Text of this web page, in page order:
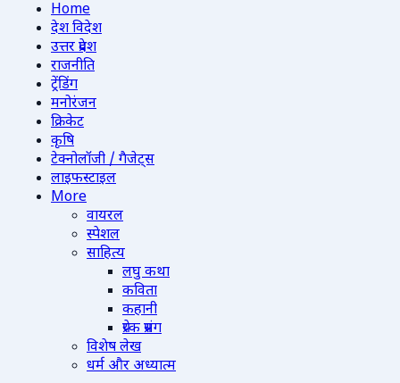
Home
देश विदेश
उत्तर प्रदेश
राजनीति
ट्रेंडिंग
मनोरंजन
क्रिकेट
कृषि
टेक्नोलॉजी / गैजेट्स
लाइफस्टाइल
More
वायरल
स्पेशल
साहित्य
लघु कथा
कविता
कहानी
प्रेरक प्रसंग
विशेष लेख
धर्म और अध्यात्म